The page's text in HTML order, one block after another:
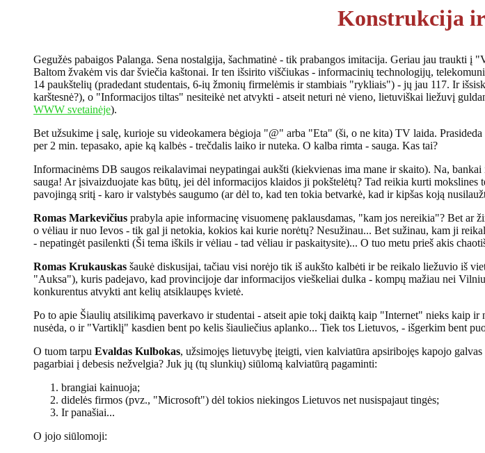
Konstrukcija
Gegužės pabaigos Palanga. Sena nostalgija, šachmatinė - tik prabangos imitacija. Geriau jau
Baltom žvakėm vis dar šviečia kaštonai. Ir ten išsirito viščiukas - informacinių technologijų,
14 paukštelių (pradedant studentais, 6-ių žmonių firmelėmis ir stambiais "rykliais") - jų jau 117. Ir
karštesnė?), o "Informacijos tiltas" nesiteikė net atvykti - atseit neturi nė vieno, lietuviškai liežuvį
WWW svetainėje).
Bet užsukime į salę, kurioje su videokamera bėgioja "@" arba "Eta" (ši, o ne kita) TV laida.
per 2 min. tepasako, apie ką kalbės - trečdalis laiko ir nuteka. O kalba rimta - sauga. Kas tai?
Informacinėms DB saugos reikalavimai neypatingai aukšti (kiekvienas ima mane ir skaito). Na,
sauga! Ar įsivaizduojate kas būtų, jei dėl informacijos klaidos ji pokštelėtų? Tad reikia kurti
pavojingą sritį - karo ir valstybės saugumo (ar dėl to, kad ten tokia betvarkė, kad ir kipšas koją
Romas Markevičius prabyla apie informacinę visuomenę paklausdamas, "kam jos nereikia"? Bet
o vėliau ir nuo Ievos - tik gal ji netokia, kokios kai kurie norėtų? Nesužinau... Bet sužinau, kam ji
- nepatingėt pasilenkti (Ši tema iškils ir vėliau - tad vėliau ir paskaitysite)... O tuo metu prieš akis
Romas Krukauskas šaukė diskusijai, tačiau visi norėjo tik iš aukšto kalbėti ir be reikalo liežuvio iš
"Auksa"), kuris padejavo, kad provincijoje dar informacijos vieškeliai dulka - kompų mažiau nei
konkurentus atvykti ant kelių atsiklaupęs kvietė.
Po to apie Šiaulių atsilikimą paverkavo ir studentai - atseit apie tokį daiktą kaip "Internet" nieks kaip
nusėda, o ir "Vartiklį" kasdien bent po kelis šiauliečius aplanko... Tiek tos Lietuvos, - išgerkim bent
O tuom tarpu Evaldas Kulbokas, užsimojęs lietuvybę įteigti, vien kalviatūra apsiribojęs kapojo
pagarbiai į debesis nežvelgia? Juk jų (tų slunkių) siūlomą kalviatūrą pagaminti:
brangiai kainuoja;
didelės firmos (pvz., "Microsoft") dėl tokios niekingos Lietuvos net nusispajaut tingės;
Ir panašiai...
O jojo siūlomoji: